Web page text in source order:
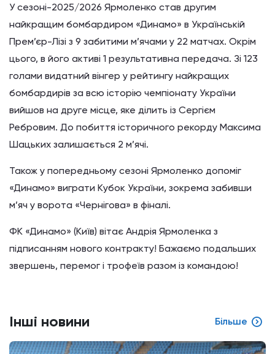
У сезоні-2025/2026 Ярмоленко став другим
найкращим бомбардиром «Динамо» в Українській
Прем’єр-Лізі з 9 забитими м’ячами у 22 матчах. Окрім
цього, в його активі 1 результативна передача. Зі 123
голами видатний вінгер у рейтингу найкращих
бомбардирів за всю історію чемпіонату України
вийшов на друге місце, яке ділить із Сергієм
Ребровим. До побиття історичного рекорду Максима
Шацьких залишається 2 м’ячі.
Також у попередньому сезоні Ярмоленко допоміг
«Динамо» виграти Кубок України, зокрема забивши
м’яч у ворота «Чернігова» в фіналі.
ФК «Динамо» (Київ) вітає Андрія Ярмоленка з
підписанням нового контракту! Бажаємо подальших
звершень, перемог і трофеїв разом із командою!
Інші новини Більше